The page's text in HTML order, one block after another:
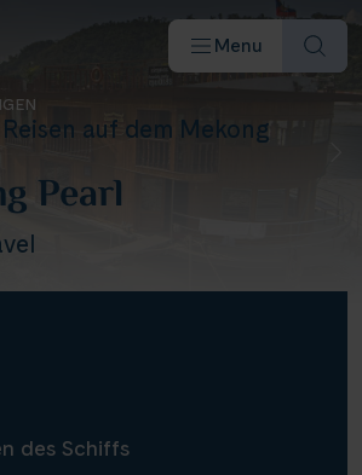
Menu
auf dem Mekong
Pearl
des Schiffs